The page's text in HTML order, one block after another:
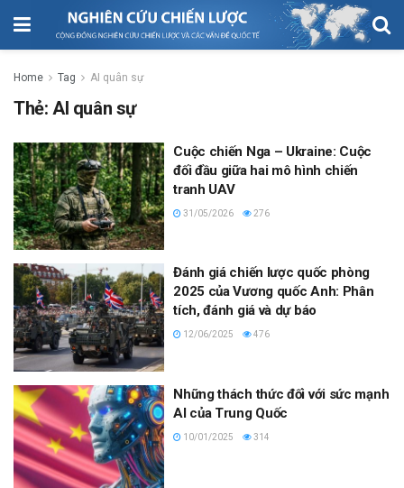
Home Tag AI quân sự
Thẻ: AI quân sự
Cuộc chiến Nga – Ukraine: Cuộc
đối đầu giữa hai mô hình chiến
tranh UAV
31/05/2026 276
Đánh giá chiến lược quốc phòng
2025 của Vương quốc Anh: Phân
tích, đánh giá và dự báo
12/06/2025 476
Những thách thức đối với sức mạnh
AI của Trung Quốc
10/01/2025 314